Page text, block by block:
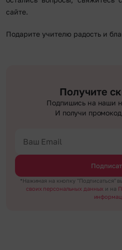
сайте.
Подарите учителю радость и
Получите
Подпишись на наши
И получи
*Нажимая на кнопку "Подписаться"
своих персональных данных и на